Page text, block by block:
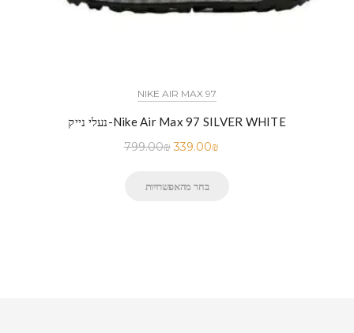
NIKE AIR MAX 97
נעלי נייק-Nike Air Max 97 SILVER WHITE
799.00₪ 339.00₪
בחר מהאפשרויות